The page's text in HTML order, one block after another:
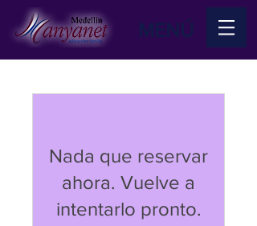
MENÚ
Nada que reservar
ahora. Vuelve a
intentarlo pronto.